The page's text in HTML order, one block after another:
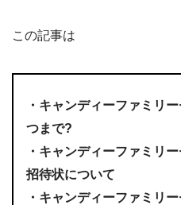
この記事は
・キャンディーファミリ
つまで?
・キャンディーファミリ
招待状について
・キャンディーファミリ